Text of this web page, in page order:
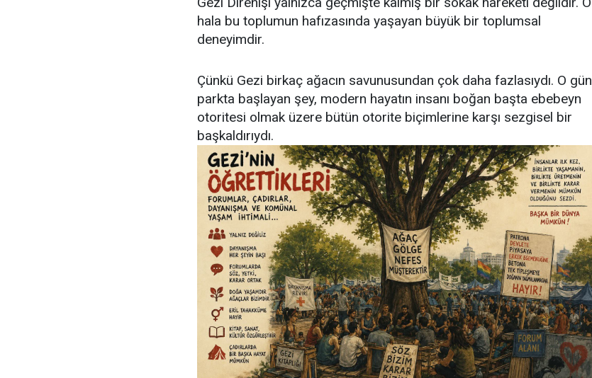
hala bu toplumun hafızasında yaşayan büyük bir toplumsal
deneyimdir.
Çünkü Gezi birkaç ağacın savunusundan çok daha fazlasıydı. O gün
parkta başlayan şey, modern hayatın insanı boğan başta ebebeyn
otoritesi olmak üzere bütün otorite biçimlerine karşı sezgisel bir
başkaldırıydı.